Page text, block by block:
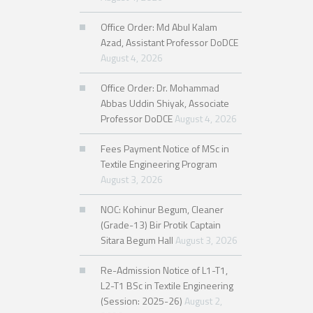
Office Order: Md Abul Kalam
Azad, Assistant Professor DoDCE
August 4, 2026
Office Order: Dr. Mohammad
Abbas Uddin Shiyak, Associate
Professor DoDCEAugust 4, 2026
Fees Payment Notice of MSc in
Textile Engineering Program
August 3, 2026
NOC: Kohinur Begum, Cleaner
(Grade-13) Bir Protik Captain
Sitara Begum HallAugust 3, 2026
Re-Admission Notice of L1-T1,
L2-T1 BSc in Textile Engineering
(Session: 2025-26)August 2,